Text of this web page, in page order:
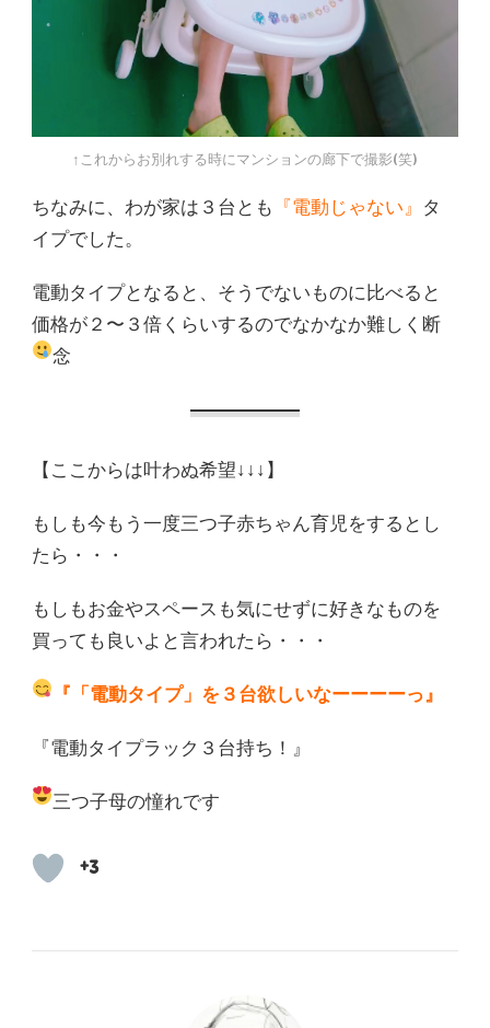
↑これからお別れする時にマンションの廊下で撮影(笑)
ちなみに、わが家は３台とも 『電動じゃない』
タ
イプでした。
電動タイプとなると、そうでないものに比べると
価格が２〜３倍くらいするのでなかなか難しく断
念
【ここからは叶わぬ希望↓↓↓】
もしも今もう一度三つ子赤ちゃん育児をするとし
たら・・・
もしもお金やスペースも気にせずに好きなものを
買っても良いよと言われたら・・・
『「電動タイプ」を３台欲しいなーーーーっ』
『電動タイプラック３台持ち！』
三つ子母の憧れです
+3